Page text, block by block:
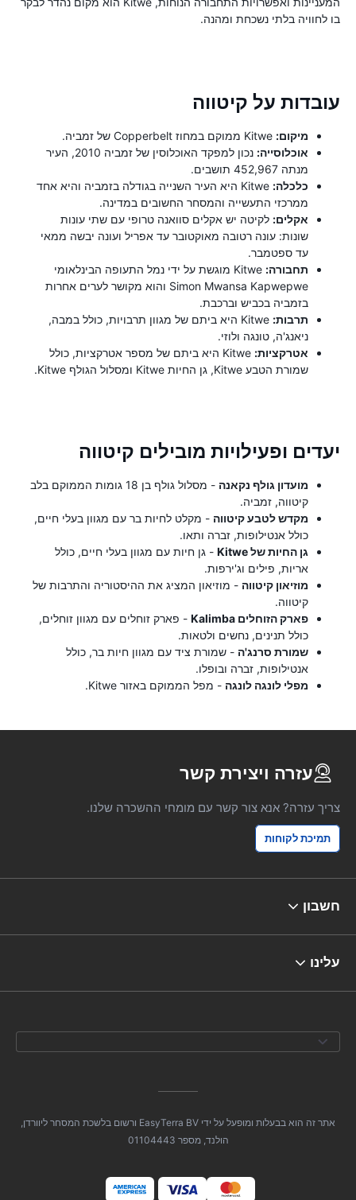
בו לחוויה בלתי נשכחת ומהנה.
עובדות על קיטווה
מיקום:
אוכלוסייה:
נכון למפקד האוכלוסין של זמביה 2010, העיר
מנתה 452,967 תושבים.
כלכלה:
Kitwe היא העיר השנייה בגודלה בזמביה והיא אחד
ממרכזי התעשייה והמסחר החשובים במדינה.
אקלים: לקיטה יש אקלים סוואנה טרופי עם שתי עונות
שונות: עונה רטובה מאוקטובר עד אפריל ועונה יבשה ממאי
עד ספטמבר.
תחבורה:
Kitwe מוגשת על ידי נמל התעופה הבינלאומי
Simon Mwansa Kapwepwe והוא מקושר לערים אחרות
בזמביה בכביש וברכבת.
תרבות:
Kitwe היא ביתם של מגוון תרבויות, כולל במבה,
ניאנג'ה, טונגה ולוזי.
אטרקציות:
Kitwe היא ביתם של מספר אטרקציות, כולל
שמורת הטבע Kitwe, גן החיות Kitwe ומסלול הגולף Kitwe.
יעדים ופעילויות מובילים קיטווה
מועדון גולף נקאנה
- מסלול גולף בן 18 גומות הממוקם בלב
קיטווה, זמביה.
מקדש לטבע קיטווה - מקלט לחיות בר עם מגוון בעלי חיים,
כולל אנטילופות, זברה ותאו.
גן החיות של Kitwe
- גן חיות עם מגוון בעלי חיים, כולל
אריות, פילים וג'ירפות.
מוזיאון קיטווה - מוזיאון המציג את ההיסטוריה והתרבות של
קיטווה.
פארק הזוחלים Kalimba
- פארק זוחלים עם מגוון זוחלים,
כולל תנינים, נחשים ולטאות.
שמורת סרנג'ה - שמורת ציד עם מגוון חיות בר, כולל
אנטילופות, זברה ובופלו.
מפלי לונגה לונגה - מפל הממוקם באזור Kitwe.
עזרה ויצירת קשר
צריך עזרה? אנא צור קשר עם מומחי ההשכרה שלנו.
תמיכת לקוחות
חשבון
עלינו
אתר זה הוא בבעלות ומופעל על ידי EasyTerra BV ורשום בלשכת המסחר ליוורדן,
הולנד, מספר 01104443